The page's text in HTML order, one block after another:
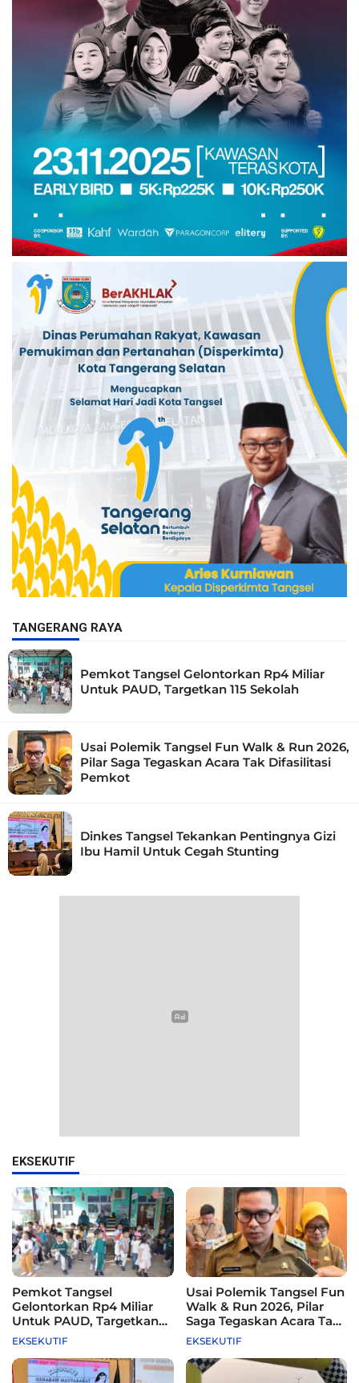
TANGERANG RAYA
Pemkot Tangsel Gelontorkan Rp4 Miliar
Untuk PAUD, Targetkan 115 Sekolah
Usai Polemik Tangsel Fun Walk & Run 2026,
Pilar Saga Tegaskan Acara Tak Difasilitasi
Pemkot
Dinkes Tangsel Tekankan Pentingnya Gizi
Ibu Hamil Untuk Cegah Stunting
EKSEKUTIF
Pemkot Tangsel
Gelontorkan Rp4 Miliar
Untuk PAUD, Targetkan
115 Sekolah
EKSEKUTIF
Usai Polemik Tangsel Fun
Walk & Run 2026, Pilar
Saga Tegaskan Acara Tak
Difasilitasi Pemkot
EKSEKUTIF